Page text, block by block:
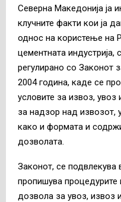
Северна Македонија ја
клучните факти кои ја
однос на користење на
цементната индустрија,
регулирано со Законот
2004 година, каде се
условите за извоз, увоз
за надзор над извозот,
како и формата и
дозволата.
Законот, се подвлекува
пропишува
дозвола за увоз, извоз